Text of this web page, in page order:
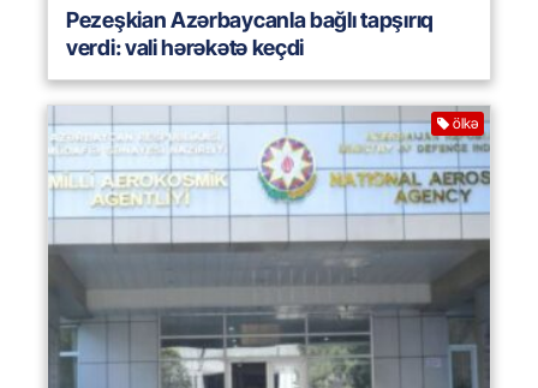
Pezeşkian Azərbaycanla bağlı tapşırıq
verdi: vali hərəkətə keçdi
ölkə